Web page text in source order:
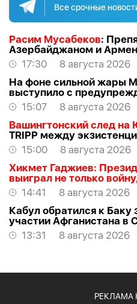
Все срочные
Расим Мусабеков:
Азербайджаном и
создавать проблемы
17:30
8 августа 2026
На фоне сильной жары
выступило с
15:07
8 августа 2026
Вашингтонский след
TRIPР между
прагматичными
АЛЛАХВЕРАНОВ
15:00
8 августа 2026
Хикмет Гаджиев:
выиграл не только
14:41
8 августа 2026
Кабул обратился к Баку
участии Афганистана в
13:31
8 августа 2026
РЕКЛАМА